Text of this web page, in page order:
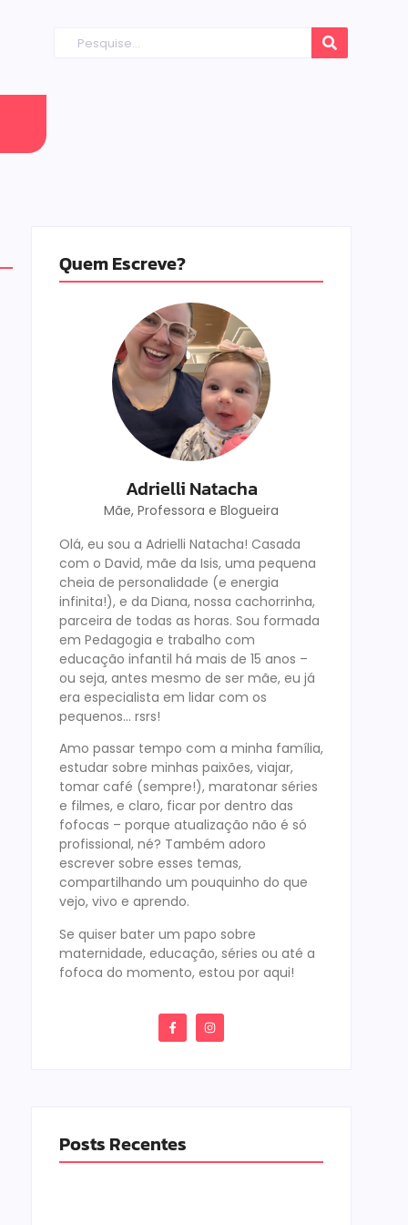
Quem Escreve?
Adrielli Natacha
Mãe, Professora e Blogueira
Olá, eu sou a Adrielli Natacha! Casada
com o David, mãe da Isis, uma pequena
cheia de personalidade (e energia
infinita!), e da Diana, nossa cachorrinha,
parceira de todas as horas. Sou formada
em Pedagogia e trabalho com
educação infantil há mais de 15 anos –
ou seja, antes mesmo de ser mãe, eu já
era especialista em lidar com os
pequenos… rsrs!
Amo passar tempo com a minha família,
estudar sobre minhas paixões, viajar,
tomar café (sempre!), maratonar séries
e filmes, e claro, ficar por dentro das
fofocas – porque atualização não é só
profissional, né? Também adoro
escrever sobre esses temas,
compartilhando um pouquinho do que
vejo, vivo e aprendo.
Se quiser bater um papo sobre
maternidade, educação, séries ou até a
fofoca do momento, estou por aqui!
Posts Recentes